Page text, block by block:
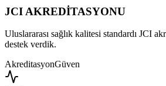
JCI AKREDİTASYONU
Uluslararası sağlık kalitesi standardı JCI
destek verdik.
AkreditasyonGüven